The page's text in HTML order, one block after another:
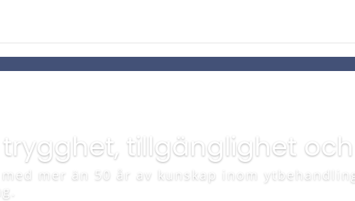
trygghet, tillgänglighet
mer än 50 år av kunskap inom